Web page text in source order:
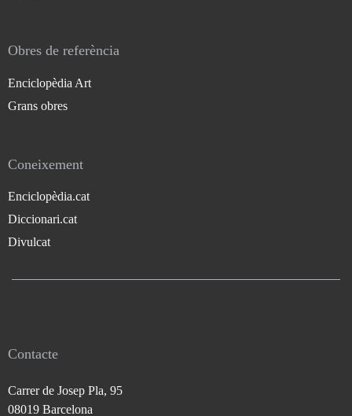
Obres de referència
Enciclopèdia Art
Grans obres
Coneixement
Enciclopèdia.cat
Diccionari.cat
Divulcat
Contacte
Carrer de Josep Pla, 95
08019 Barcelona